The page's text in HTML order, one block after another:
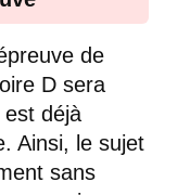
de
D sera
déjà
Ainsi, le sujet
sans